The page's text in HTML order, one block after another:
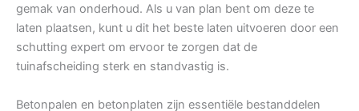
gemak van onderhoud. Als u van plan bent om deze te
laten plaatsen, kunt u dit het beste laten uitvoeren door een
schutting expert om ervoor te zorgen dat de
tuinafscheiding sterk en standvastig is.
Betonpalen en betonplaten zijn essentiële bestanddelen